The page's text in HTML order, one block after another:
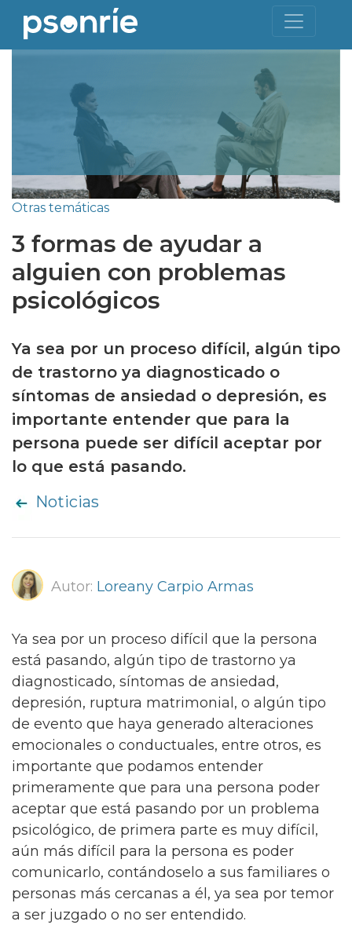
Otras temáticas
3 formas de ayudar a
alguien con problemas
psicológicos
Ya sea por un proceso difícil, algún tipo
de trastorno ya diagnosticado o
síntomas de ansiedad o depresión, es
importante entender que para la
persona puede ser difícil aceptar por
lo que está pasando.
Noticias
Autor: Loreany Carpio Armas
Ya sea por un proceso difícil que la persona
está pasando, algún tipo de trastorno ya
diagnosticado, síntomas de ansiedad,
depresión, ruptura matrimonial, o algún tipo
de evento que haya generado alteraciones
emocionales o conductuales, entre otros, es
importante que podamos entender
primeramente que para una persona poder
aceptar que está pasando por un problema
psicológico, de primera parte es muy difícil,
aún más difícil para la persona es poder
comunicarlo, contándoselo a sus familiares o
personas más cercanas a él, ya sea por temor
a ser juzgado o no ser entendido.